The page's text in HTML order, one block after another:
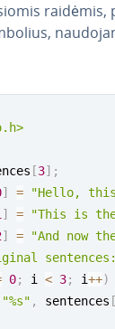
raidėmis,
[3] ;
] =
"Hello,
] = "This is the
] = "And now
0; i < 3; i++)
"%s" , sentences [